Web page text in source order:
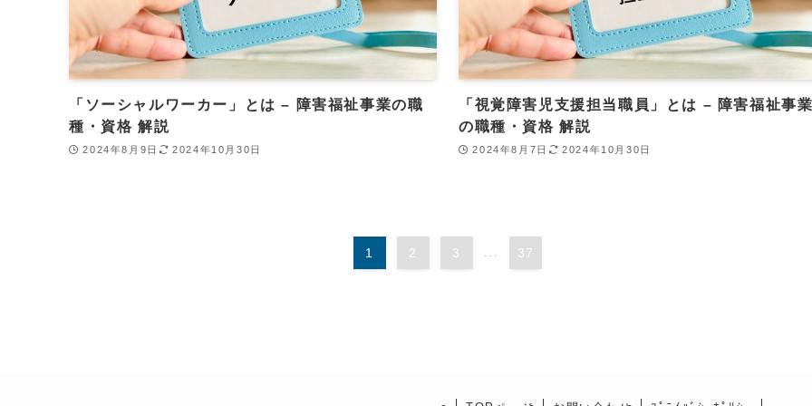
「ソーシャルワーカー」とは – 障害福祉事業の職
種・資格 解説
2024年8月9日 2024年10月30日
「視覚障害児支援担当職員」とは – 障害福祉事
の職種・資格 解説
2024年8月7日 2024年10月30日
1 2 3 37